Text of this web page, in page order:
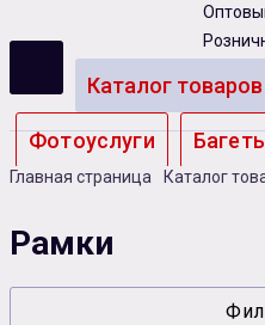
Каталог товаров
Фотоуслуги
Бумага
Главная страница Каталог
Рамки